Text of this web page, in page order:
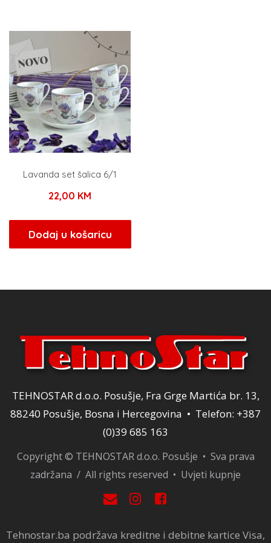
Lavanda set šalica 6/1
22,00 KM
Dodaj u košaricu
TEHNOSTAR d.o.o. Posušje, Fra Grge Martića br. 13,
88240 Posušje, Bosna i Hercegovina • Telefon: +387
(0)39 685 163
Copyright © TEHNOSTAR d.o.o. Posušje • Sva prava
zadržana / All rights reserved • Uvjeti kupnje
Tehnostar.ba podržava kreditne i debitne kartice Visa,